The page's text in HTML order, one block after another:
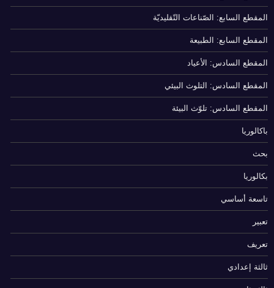
المقطع السابع: الصّناعات التّقليديّة
المقطع السابع: الطبيعة
المقطع السادس: الأعياد
المقطع السادس: التلوث البيئي
المقطع السادس: تلوّث البيئة
باكالوريا
بحث
بكالوريا
تاسعة أساسي
تعبير
تعريف
ثالثة إعدادي